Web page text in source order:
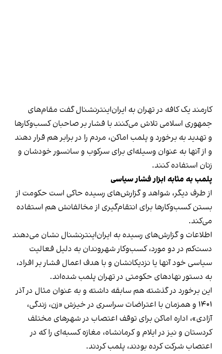
کارمند یک کافه در تهران به ایران‌اینترنشنال گفت مقام‌های
جمهوری اسلامی تلاش می‌کنند با فشار بر صاحبان کسب‌وکارها
و تهدید به برخورد و پلمب اماکن، مردم را در برابر هم قرار دهند
و از آنها به عنوان وسیله‌ای برای سرکوب و سانسور خودشان و
زنان استفاده کنند.
پلمب به مثابه ابزار فشار سیاسی
از طرف دیگر، شواهد و گزارش‌های رسیده حاکی است حکومت از
بستن کسب‌وکارها برای انتقام‌گیری از مخالفانش هم استفاده
می‌کند.
اطلاعات و گزارش‌های رسیده به ایران‌اینترنشنال نشان می‌دهند
دست‌کم در دو مورد، کسب‌وکار شهروندان به دلیل فعالیت
سیاسی خود آنها یا نزدیکانشان و با هدف اعمال فشار بر افراد،
به دستور نهادهای حکومتی در تهران پلمب شده‌اند.
این برخورد در گذشته هم سابقه داشته و به عنوان مثال در آذر
۱۴۰۱ و همزمان با اعتراضات سراسری در خیزش «زن، زندگی،
آزادی»، اداره اماکن برای توقف اعتصاب در شهرهای مختلف
کردستان و نیز در ایلام و کرمانشاه، مغازه کسبه‌ای را که در
اعتصاب شرکت کرده بودند، پلمب کردند.